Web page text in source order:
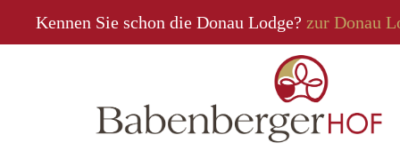
Kennen Sie schon die Donau Lodge? zur Donau